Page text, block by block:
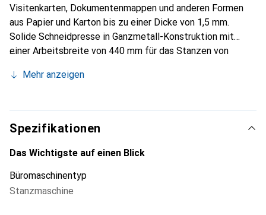
Visitenkarten, Dokumentenmappen und anderen Formen
aus Papier und Karton bis zu einer Dicke von 1,5 mm.
Solide Schneidpresse in Ganzmetall-Konstruktion mit
einer Arbeitsbreite von 440 mm für das Stanzen von
zu einer Dicke von 1,5 mm. Die Maschine kann manuell oder
den beiden Pressenzylindern kann von 20 mm bis 70 mm
eingestellt werden. Die Stanzform ist nicht im
Lieferumfang enthalten, sondern wird nach Kundenwunsch
gefertigt. Gerne beraten wir Sie.
Mehr anzeigen
Spezifikationen
Das Wichtigste auf einen Blick
Büromaschinentyp
Stanzmaschine